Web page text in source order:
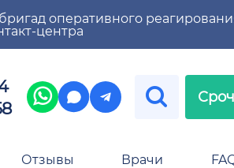
оперативного
центра
Отзывы Врачи